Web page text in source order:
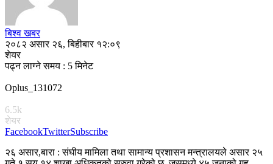
बिश्व खबर
२०८२ असार २६, बिहीबार १२:०९
शेयर
पढ्न लाग्ने समय : 5 मिनेट
Oplus_131072
6.5k
शेयर
FacebookTwitterSubscribe
२६ असार,बारा : संघीय मामिला तथा सामान्य प्रशासन मन्त्रालयले असार २५